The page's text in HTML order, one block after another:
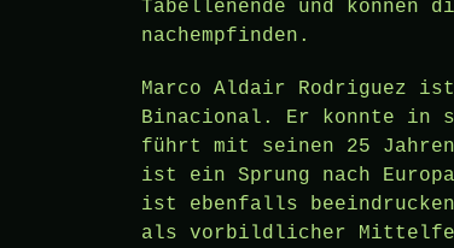
Tabellenende und
nachempfinden.
Marco Aldair Rodriguez
Binacional. Er konnte in
führt mit seinen 25
ist ein Sprung nach Europa
ist ebenfalls
als vorbildlicher